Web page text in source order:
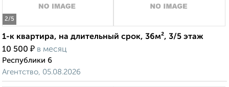
2/5
1-к квартира, на длительный срок, 36м², 3/5 этаж
10 500 ₽ в месяц
Республики 6
Агентство, 05.08.2026